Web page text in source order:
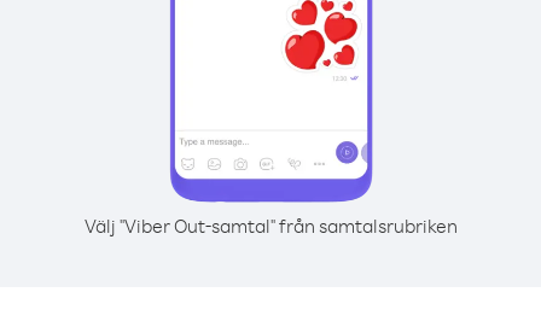
Välj "Viber Out-samtal" från samtalsrubriken